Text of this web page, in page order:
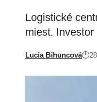
Logistické
miest.
Lucia Bihuncová